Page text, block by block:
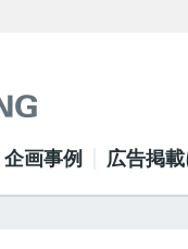
企画事例 広告掲